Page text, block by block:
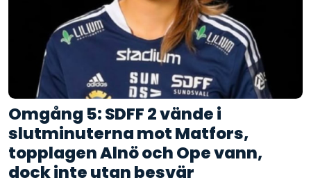
Omgång 5: SDFF 2 vände i
slutminuterna mot Matfors,
topplagen Alnö och Ope vann,
dock inte utan besvär